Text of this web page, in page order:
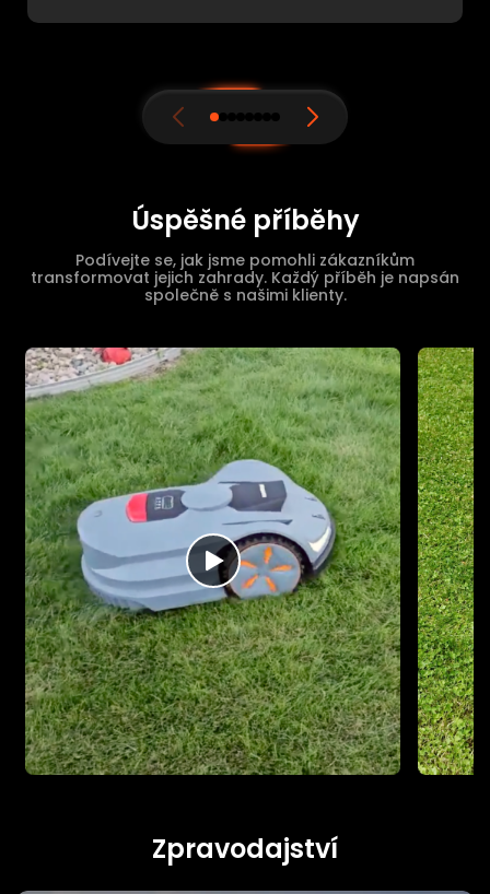
Úspěšné příběhy
Podívejte se, jak jsme pomohli zákazníkům
transformovat jejich zahrady. Každý příběh je napsán
společně s našimi klienty.
Zpravodajství